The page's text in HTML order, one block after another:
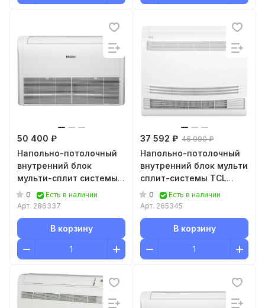
50 400 ₽
Напольно-потолочный
внутренний блок
мульти-сплит системы
Haier AC25S2SG2FA
0
Есть в наличии
Арт. 286337
В корзину
37 592 ₽ 46 990 ₽
Напольно-потолочный
внутренний блок мульти
сплит-системы TCL
Console TACM-CF12INV/R
0
Есть в наличии
Арт. 265345
В корзину